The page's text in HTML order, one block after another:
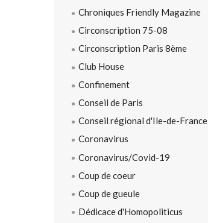
Chroniques Friendly Magazine
Circonscription 75-08
Circonscription Paris 8ème
Club House
Confinement
Conseil de Paris
Conseil régional d'Ile-de-France
Coronavirus
Coronavirus/Covid-19
Coup de coeur
Coup de gueule
Dédicace d'Homopoliticus